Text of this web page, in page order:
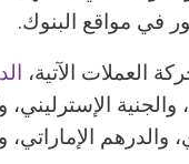
في مواقع البنوك.
العملات الآتية،
والجنية الإسترليني،
والدرهم